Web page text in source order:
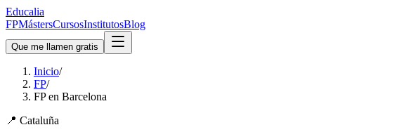
Educalia
FPMástersCursosInstitutosBlog
Que me llamen gratis
Inicio/
FP/
FP en Barcelona
📍 Cataluña